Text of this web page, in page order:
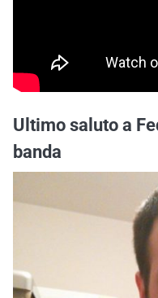
Ultimo saluto a
banda